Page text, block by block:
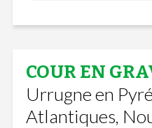
COUR EN
Urrugne en
Atlantiques,